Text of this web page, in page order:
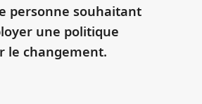
personne souhaitant
une politique
le changement.